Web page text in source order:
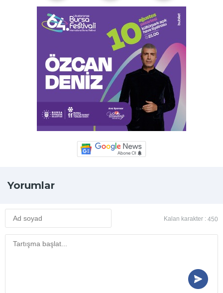
Yorumlar
Kalan karakter : 450